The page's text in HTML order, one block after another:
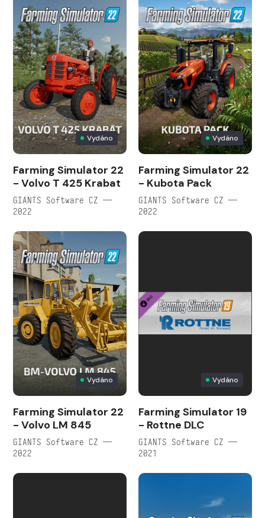
Vydáno
Farming Simulator 22
- Volvo T 425 Krabat
GIANTS Software CZ —
2022
Vydáno
Farming Simulator 22
- Kubota Pack
GIANTS Software CZ —
2022
Vydáno
Farming Simulator 22
- Volvo LM 845
GIANTS Software CZ —
2022
Vydáno
Farming Simulator 19
- Rottne DLC
GIANTS Software CZ —
2021